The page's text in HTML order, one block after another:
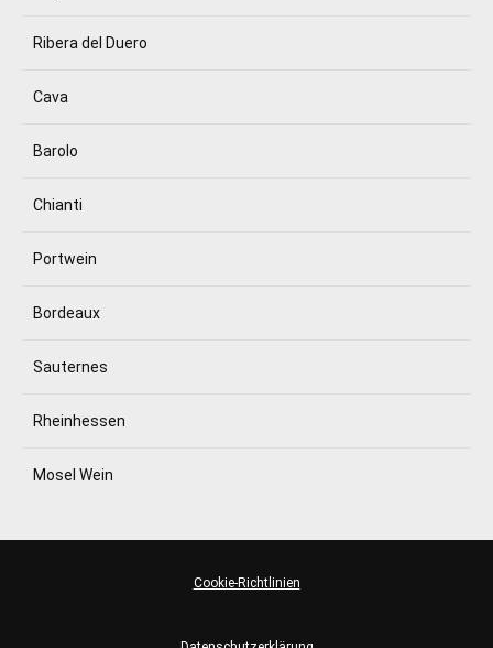
Ribera del Duero
Cava
Barolo
Chianti
Portwein
Bordeaux
Sauternes
Rheinhessen
Mosel Wein
Cookie-Richtlinien